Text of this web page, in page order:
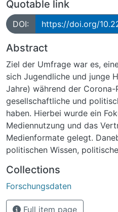
Quotable link
DOI: https://doi.org/
Abstract
Ziel der Umfrage war es,
sich Jugendliche und junge
Jahre) während der Corona-
gesellschaftliche und
haben. Hierbei wurde ein
Mediennutzung und das
Medienformate gelegt.
politischen Wissen,
Die angehängten Dateien
Umfrageprojekts, die zur
Collections
Forschungsdaten
Full item page